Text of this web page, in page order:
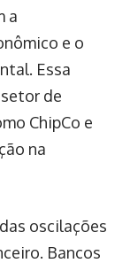
a
e o
Essa
de
ChipCo e
na
oscilações
Bancos